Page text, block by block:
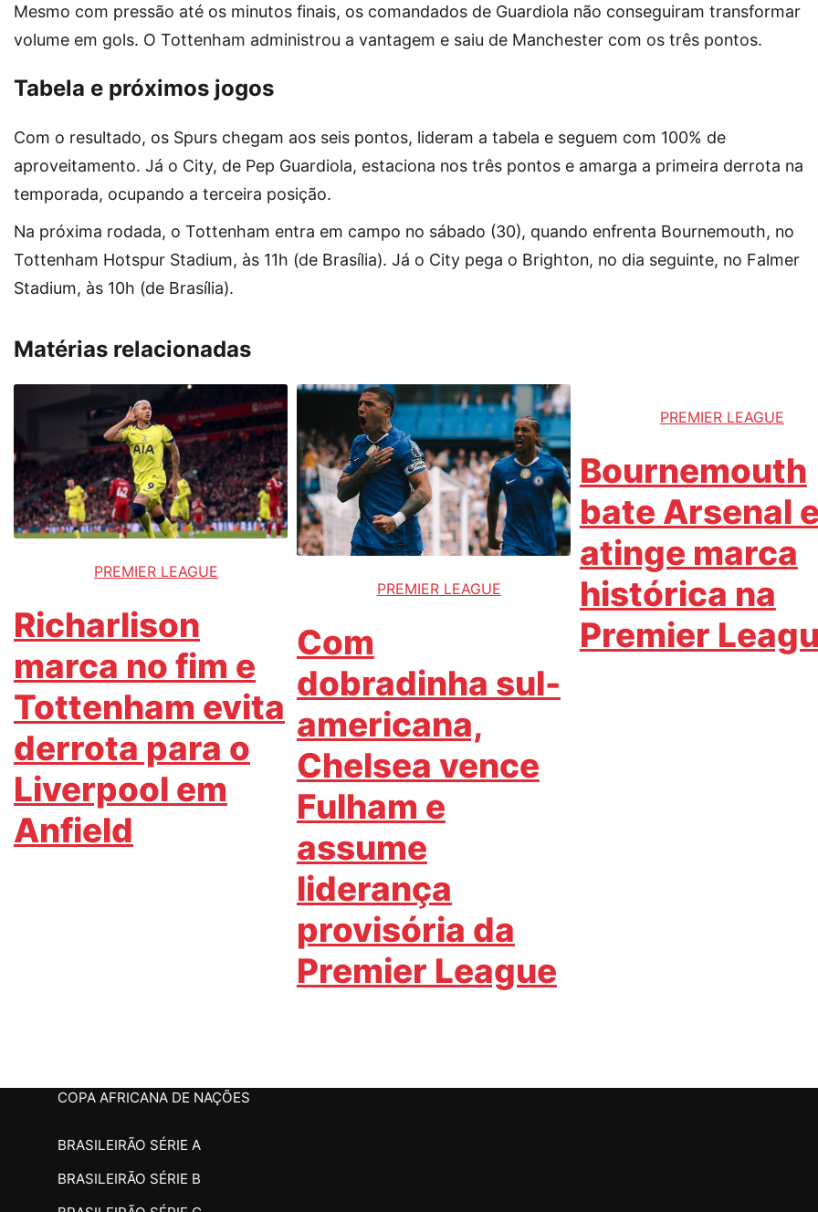
Mesmo com pressão até os minutos finais, os comandados de Guardiola não conseguiram transformar
volume em gols. O Tottenham administrou a vantagem e saiu de Manchester com os três pontos.
Tabela e próximos jogos
Com o resultado, os Spurs chegam aos seis pontos, lideram a tabela e seguem com 100% de
aproveitamento. Já o City, de Pep Guardiola, estaciona nos três pontos e amarga a primeira derrota na
temporada, ocupando a terceira posição.
Na próxima rodada, o Tottenham entra em campo no sábado (30), quando enfrenta Bournemouth, no
Tottenham Hotspur Stadium, às 11h (de Brasília). Já o City pega o Brighton, no dia seguinte, no Falmer
Stadium, às 10h (de Brasília).
Matérias relacionadas
PREMIER LEAGUE
Richarlison
marca no fim e
Tottenham evita
derrota para o
Liverpool em
Anfield
PREMIER LEAGUE
Com
dobradinha sul-
americana,
Chelsea vence
Fulham e
assume
liderança
provisória da
Premier League
PREMIER LEAGUE
Bournemouth
bate Arsenal
atinge marca
histórica na
Premier
COPA AFRICANA DE NAÇÕES
BRASILEIRÃO SÉRIE A
BRASILEIRÃO SÉRIE B